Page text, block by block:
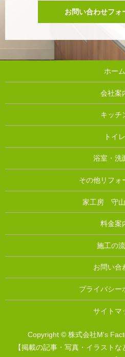
お問い合わせフォ
ホーム
会社案
キッチ
トイレ
浴室・洗
その他リフォ
家工房 守
料金案
施工の
お問い合
プライバシー
サイトマ
Copyright © 株式会社M's
【掲載の記事・写真・イラスト